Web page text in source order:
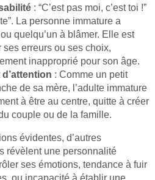
: “C’est pas moi, c’est toi !”
La personne immature a
quelqu’un à blâmer. Elle est
ses erreurs ou ses choix,
inapproprié pour son âge.
: Comme un petit
de sa mère, l’adulte immature
à être au centre, quitte à créer
couple ou de la famille.
évidentes, d’autres
révèlent une personnalité
ses émotions, tendance à fuir
ou incapacité à établir une